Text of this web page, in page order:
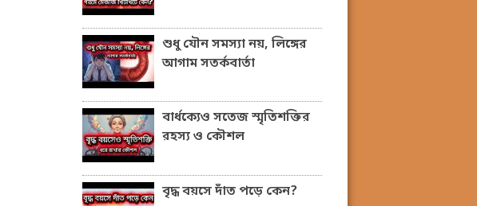
শুধু যৌন সমস্যা নয়, লিঙ্গের
আগাম সতর্কবার্তা
বার্ধক্যেও সতেজ স্মৃতিশক্তির
রহস্য ও কৌশল
বৃদ্ধ বয়সে দাঁত পড়ে কেন?